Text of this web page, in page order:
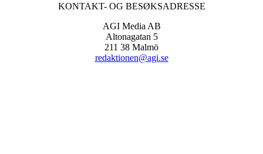
KONTAKT- OG BESØKSADRESSE
AGI Media AB
Altonagatan 5
211 38 Malmö
redaktionen@agi.se